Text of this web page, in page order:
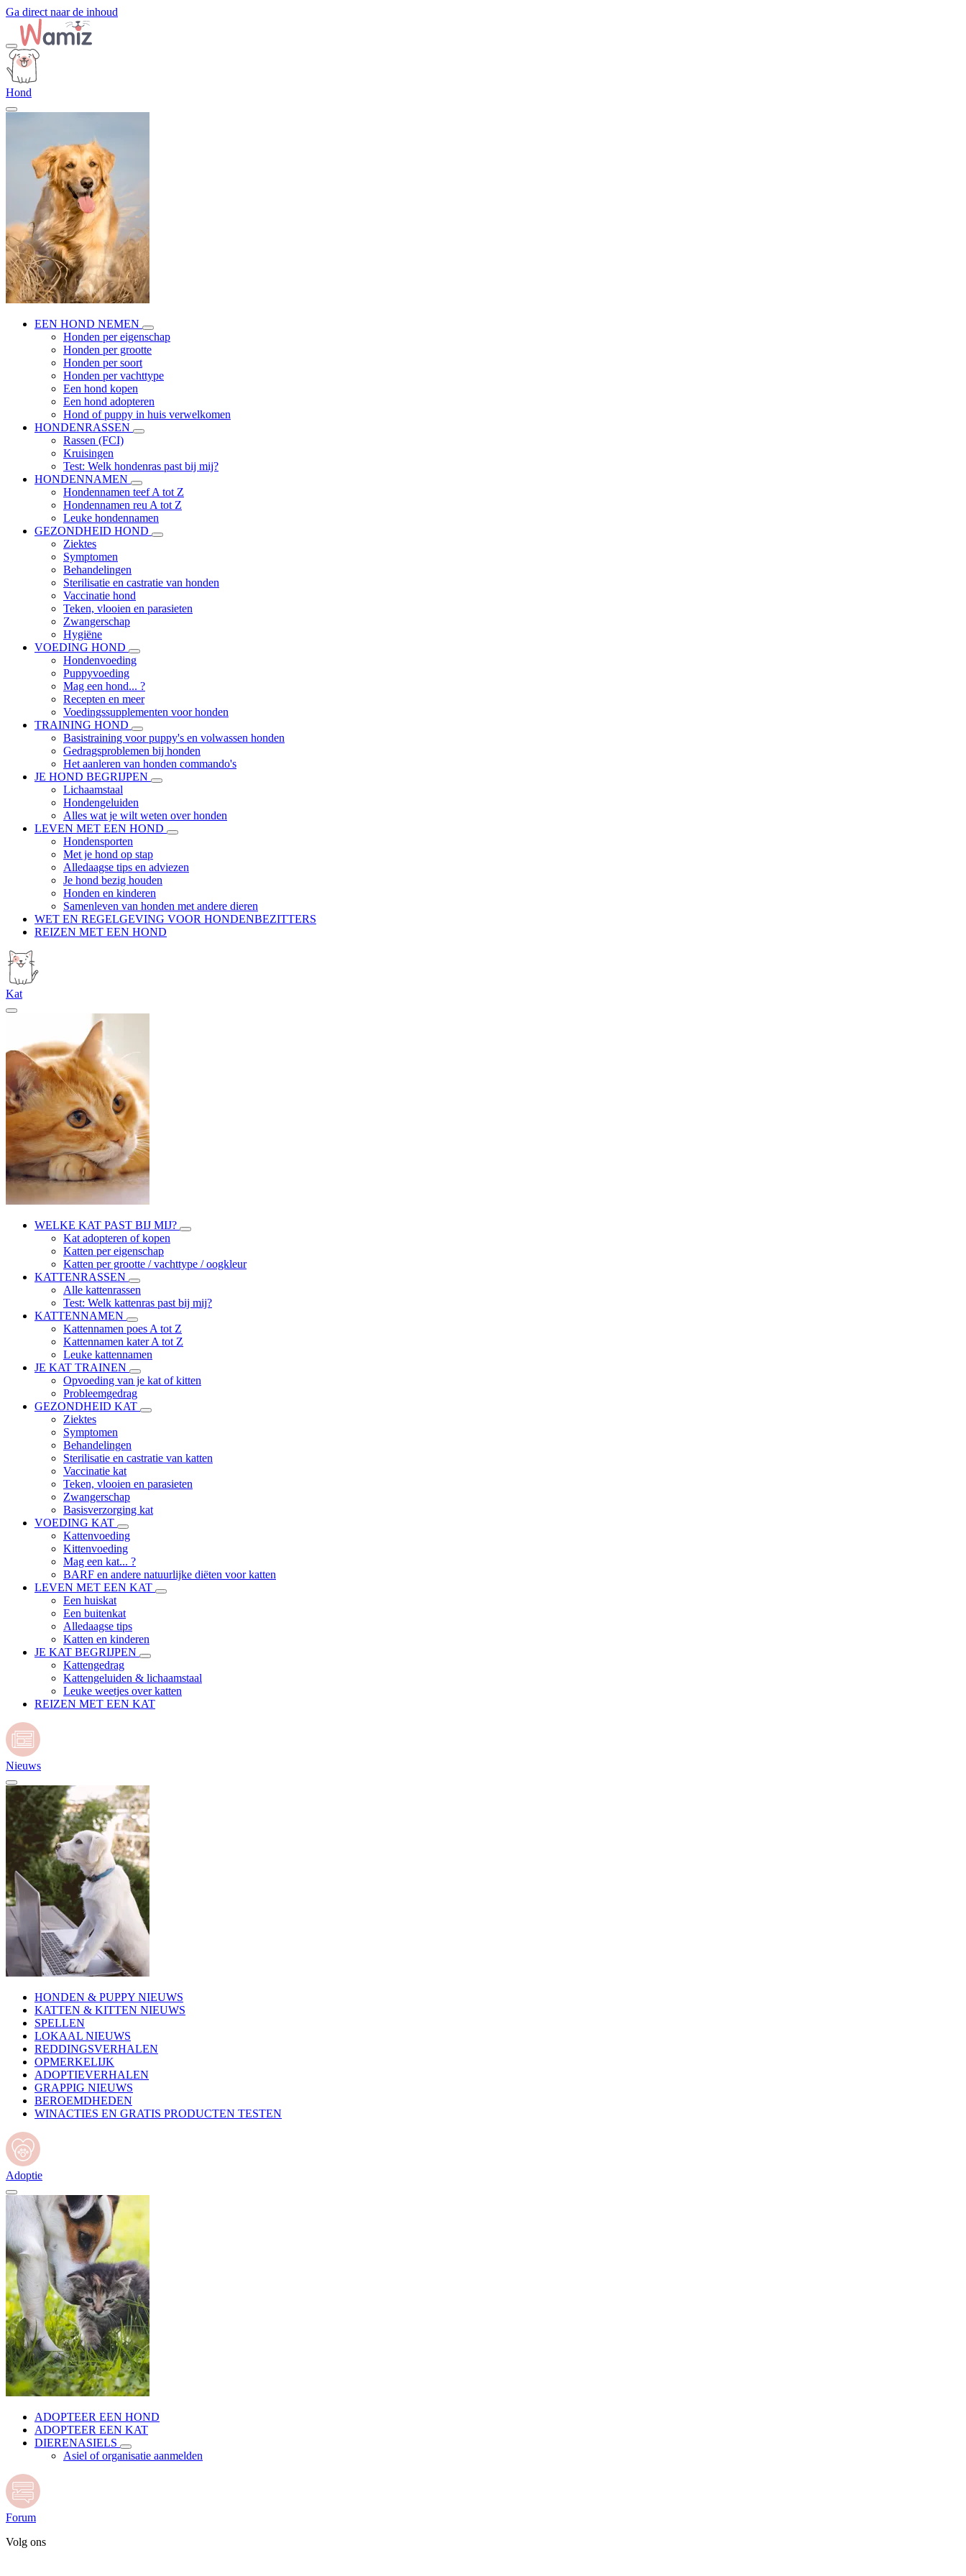
Ga direct naar de inhoud
Hond
EEN HOND NEMEN
Honden per eigenschap
Honden per grootte
Honden per soort
Honden per vachttype
Een hond kopen
Een hond adopteren
Hond of puppy in huis verwelkomen
HONDENRASSEN
Rassen (FCI)
Kruisingen
Test: Welk hondenras past bij mij?
HONDENNAMEN
Hondennamen teef A tot Z
Hondennamen reu A tot Z
Leuke hondennamen
GEZONDHEID HOND
Ziektes
Symptomen
Behandelingen
Sterilisatie en castratie van honden
Vaccinatie hond
Teken, vlooien en parasieten
Zwangerschap
Hygiëne
VOEDING HOND
Hondenvoeding
Puppyvoeding
Mag een hond... ?
Recepten en meer
Voedingssupplementen voor honden
TRAINING HOND
Basistraining voor puppy's en volwassen honden
Gedragsproblemen bij honden
Het aanleren van honden commando's
JE HOND BEGRIJPEN
Lichaamstaal
Hondengeluiden
Alles wat je wilt weten over honden
LEVEN MET EEN HOND
Hondensporten
Met je hond op stap
Alledaagse tips en adviezen
Je hond bezig houden
Honden en kinderen
Samenleven van honden met andere dieren
WET EN REGELGEVING VOOR HONDENBEZITTERS
REIZEN MET EEN HOND
Kat
WELKE KAT PAST BIJ MIJ?
Kat adopteren of kopen
Katten per eigenschap
Katten per grootte / vachttype / oogkleur
KATTENRASSEN
Alle kattenrassen
Test: Welk kattenras past bij mij?
KATTENNAMEN
Kattennamen poes A tot Z
Kattennamen kater A tot Z
Leuke kattennamen
JE KAT TRAINEN
Opvoeding van je kat of kitten
Probleemgedrag
GEZONDHEID KAT
Ziektes
Symptomen
Behandelingen
Sterilisatie en castratie van katten
Vaccinatie kat
Teken, vlooien en parasieten
Zwangerschap
Basisverzorging kat
VOEDING KAT
Kattenvoeding
Kittenvoeding
Mag een kat... ?
BARF en andere natuurlijke diëten voor katten
LEVEN MET EEN KAT
Een huiskat
Een buitenkat
Alledaagse tips
Katten en kinderen
JE KAT BEGRIJPEN
Kattengedrag
Kattengeluiden & lichaamstaal
Leuke weetjes over katten
REIZEN MET EEN KAT
Nieuws
HONDEN & PUPPY NIEUWS
KATTEN & KITTEN NIEUWS
SPELLEN
LOKAAL NIEUWS
REDDINGSVERHALEN
OPMERKELIJK
ADOPTIEVERHALEN
GRAPPIG NIEUWS
BEROEMDHEDEN
WINACTIES EN GRATIS PRODUCTEN TESTEN
Adoptie
ADOPTEER EEN HOND
ADOPTEER EEN KAT
DIERENASIELS
Asiel of organisatie aanmelden
Forum
Volg ons